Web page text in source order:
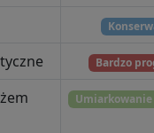
Bardzo